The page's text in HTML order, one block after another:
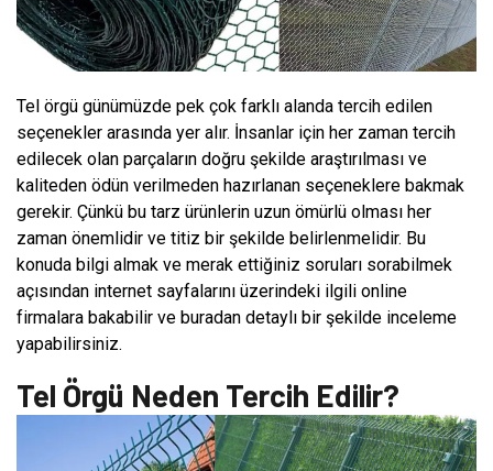
Tel örgü günümüzde pek çok farklı alanda tercih edilen
seçenekler arasında yer alır. İnsanlar için her zaman tercih
edilecek olan parçaların doğru şekilde araştırılması ve
kaliteden ödün verilmeden hazırlanan seçeneklere bakmak
gerekir. Çünkü bu tarz ürünlerin uzun ömürlü olması her
zaman önemlidir ve titiz bir şekilde belirlenmelidir. Bu
konuda bilgi almak ve merak ettiğiniz soruları sorabilmek
açısından internet sayfalarını üzerindeki ilgili online
firmalara bakabilir ve buradan detaylı bir şekilde inceleme
yapabilirsiniz.
Tel Örgü Neden Tercih Edilir?